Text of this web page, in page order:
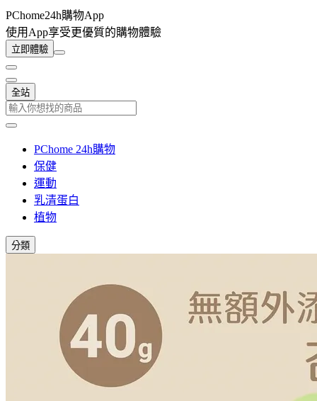
PChome24h購物App
使用App享受更優質的購物體驗
立即體驗
全站
PChome 24h購物
保健
運動
乳清蛋白
植物
分類